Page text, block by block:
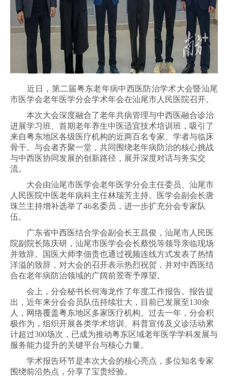
近日，第二届粤东老年病中西医防治学术大会暨汕尾
市医学会老年医学分会学术年会在汕尾市人民医院召开。
本次大会深度融合了老年共病管理与中西医融合诊治
进展学习班、首期老年养生中医适宜技术培训班，吸引了
来自粤东地区各级医疗机构的近两百名专家、学者与临床
骨干。与会者齐聚一堂，共同围绕老年病防治的核心挑战
与中西医协同发展的创新路径，展开深度对话与务实交
流。
大会由汕尾市医学会老年医学分会主任委员、汕尾市
人民医院中医老年病科主任林瑞芳主持。医学会副会长唐
珠兰主持增补选举了46名委员，进一步扩充分会专家队
伍。
广东省中西医结合学会副会长王昌俊，汕尾市人民医
院副院长陈庆研，汕尾市医学会会长蔡悦等领导亲临现场
并致辞。国医大师李佃贵也通过视频连线方式发表了热情
洋溢的致辞，对大会的召开表示热烈祝贺，并对中西医结
合在老年病防治领域的广阔前景寄予厚望。
会上，分会秘书长何海龙作了年度工作报告。报告提
出，近年来分会会员队伍持续壮大，目前已发展至130余
人，网络覆盖粤东地区多家医疗机构。过去一年，分会积
极作为，组织开展各类学术培训、科普宣传及义诊活动累
计超过300场次，已成为推动粤东区域老年医学学科发展与
服务能力提升的关键平台与核心力量。
学术报告环节是本次大会的核心亮点，多位知名专家
围绕前沿热点，分享了宝贵经验。